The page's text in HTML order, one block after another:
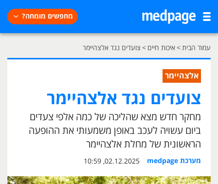
מחפשים מומחה?
עמוד הבית> איכות חיים > צועדים נגד אלצהיימר
אלצהיימר
צועדים נגד אלצהיימר
מחקר חדש מצא שהליכה של כמה אלפי צעדים
ביום עשויה לעכב באופן משמעותי את ההופעה
הראשונית של מחלת אלצהיימר
מערכת medpage 02.12.2025, 10:59